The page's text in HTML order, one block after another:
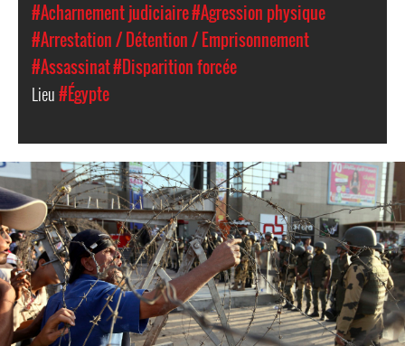
#Acharnement judiciaire#Agression physique
#Arrestation / Détention / Emprisonnement
#Assassinat#Disparition forcée
Lieu#Égypte
egypt-
general-
context.jpg